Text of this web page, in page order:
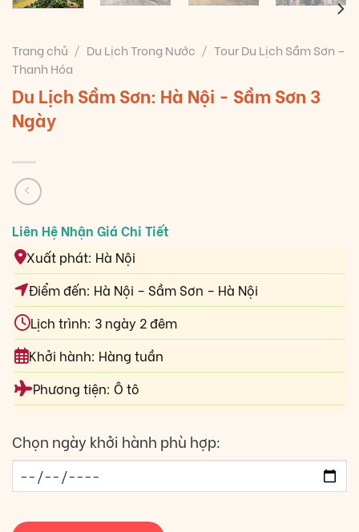
Trang chủ / Du Lịch Trong Nước / Tour Du Lịch Sầm Sơn –
Thanh Hóa
Du Lịch Sầm Sơn: Hà Nội - Sầm Sơn 3
Ngày
Xuất phát: Hà Nội
Điểm đến: Hà Nội – Sầm Sơn – Hà Nội
Lịch trình: 3 ngày 2 đêm
Khởi hành: Hàng tuần
Phương tiện: Ô tô
Chọn ngày khởi hành phù hợp: